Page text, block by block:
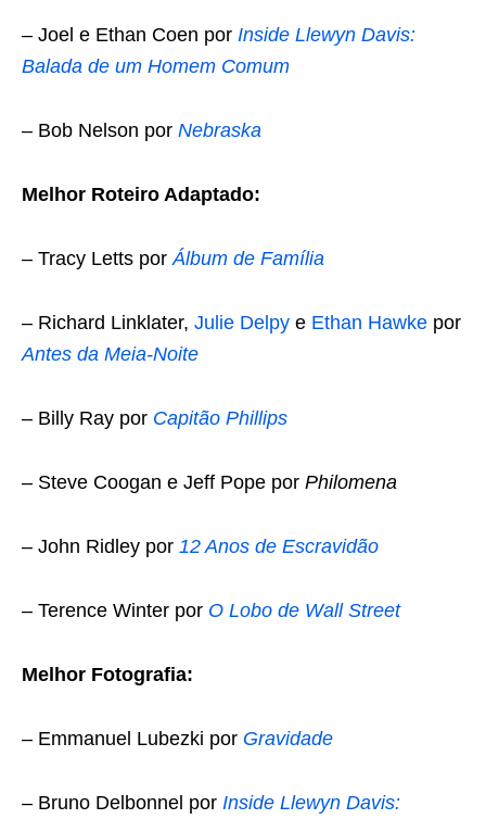
– Joel e Ethan Coen por Inside Llewyn Davis:
Balada de um Homem Comum
– Bob Nelson por Nebraska
Melhor Roteiro Adaptado:
– Tracy Letts porÁlbum de Família
– Richard Linklater, Julie Delpy e Ethan Hawke por
Antes da Meia-Noite
– Billy Ray por Capitão Phillips
– Steve Coogan e Jeff Pope por Philomena
– John Ridley por 12 Anos de Escravidão
– Terence Winter por O Lobo de Wall Street
Melhor Fotografia:
– Emmanuel Lubezki por Gravidade
– Bruno Delbonnel por Inside Llewyn Davis: